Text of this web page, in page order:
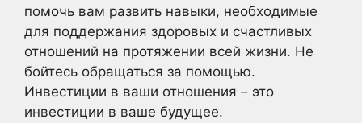
помочь вам развить навыки, необходимые
для поддержания здоровых и счастливых
отношений на протяжении всей жизни. Не
бойтесь обращаться за помощью.
Инвестиции в ваши отношения – это
инвестиции в ваше будущее.